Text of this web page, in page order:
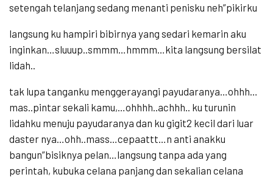
setengah telanjang sedang menanti penisku neh”pikirku
langsung ku hampiri bibirnya yang sedari kemarin aku
inginkan…sluuup..smmm…hmmm…kita langsung bersilat
lidah..
tak lupa tanganku menggerayangi payudaranya…ohhh…
mas..pintar sekali kamu,…ohhhh..achhh.. ku turunin
lidahku menuju payudaranya dan ku gigit2 kecil dari luar
daster nya…ohh..mass…cepaattt…n anti anakku
bangun”bisiknya pelan…langsung tanpa ada yang
perintah, kubuka celana panjang dan sekalian celana